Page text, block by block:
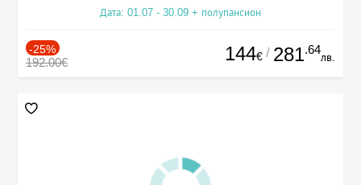
Дата: 01.07 - 30.09 + полупансион
-25%
192.00€ 144€ / 281.64
лв.